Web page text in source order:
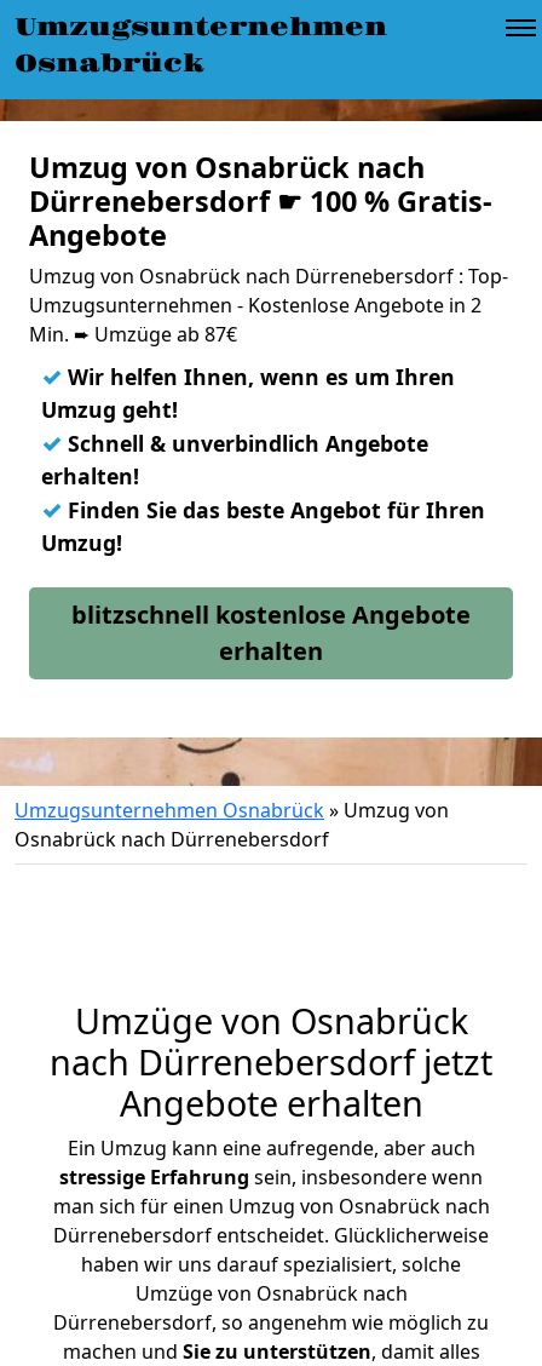
Umzugsunternehmen
Osnabrück
Umzug von Osnabrück nach
Dürrenebersdorf ☛ 100 % Gratis-
Angebote
Umzug von Osnabrück nach Dürrenebersdorf : Top-
Umzugsunternehmen - Kostenlose Angebote in 2
Min. ➨ Umzüge ab 87€
✓ Wir helfen Ihnen, wenn es um Ihren
Umzug geht!
✓ Schnell & unverbindlich Angebote
erhalten!
✓ Finden Sie das beste Angebot für Ihren
Umzug!
blitzschnell kostenlose Angebote
erhalten
Umzugsunternehmen Osnabrück» Umzug von
Osnabrück nach Dürrenebersdorf
Umzüge von Osnabrück
nach Dürrenebersdorf jetzt
Angebote erhalten
Ein Umzug kann eine aufregende, aber auch
stressige Erfahrung sein, insbesondere wenn
man sich für einen Umzug von Osnabrück nach
Dürrenebersdorf entscheidet. Glücklicherweise
haben wir uns darauf spezialisiert, solche
Umzüge von Osnabrück nach
Dürrenebersdorf, so angenehm wie möglich zu
machen und Sie zu unterstützen, damit alles